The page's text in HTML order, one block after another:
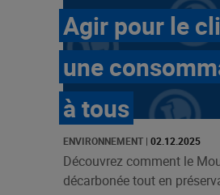
Agir pour le
une
à tous
ENVIRONNEMENT | 02.12.2025
Découvrez comment le
décarbonée tout en